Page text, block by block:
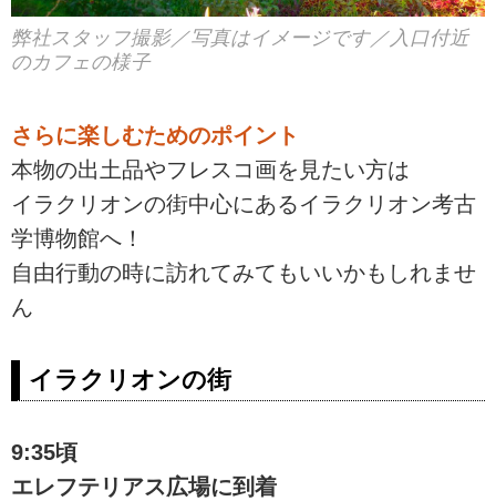
弊社スタッフ撮影／写真はイメージです／入口付近
のカフェの様子
さらに楽しむためのポイント
本物の出土品やフレスコ画を見たい方は
イラクリオンの街中心にあるイラクリオン考古
学博物館へ！
自由行動の時に訪れてみてもいいかもしれませ
ん
イラクリオンの街
9:35頃
エレフテリアス広場に到着